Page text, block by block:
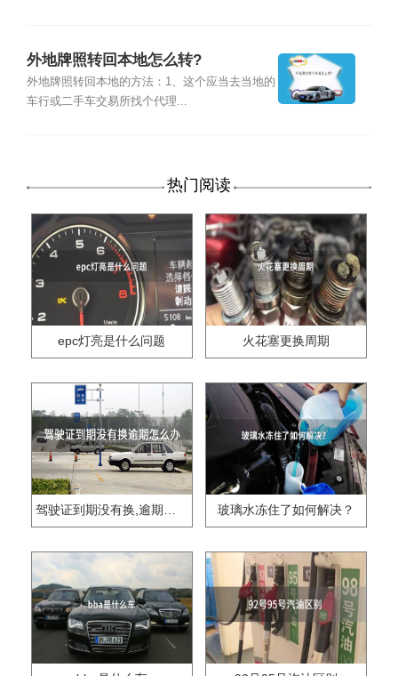
外地牌照转回本地怎么转?
外地牌照转回本地的方法：1、这个应当去当地的
车行或二手车交易所找个代理...
热门阅读
epc灯亮是什么问题 火花塞更换周期
驾驶证到期没有换,逾期怎么办?? 玻璃水冻住了如何解决？